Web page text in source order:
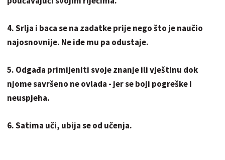
4. Srlja i baca se na zadatke prije nego što je naučio
najosnovnije. Ne ide mu pa odustaje.
5. Odgađa primijeniti svoje znanje ili vještinu dok
njome savršeno ne ovlada - jer se boji pogreške i
neuspjeha.
6. Satima uči, ubija se od učenja.